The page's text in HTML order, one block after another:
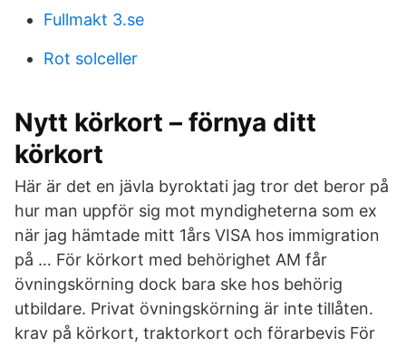
Fullmakt 3.se
Rot solceller
Nytt körkort – förnya ditt
körkort
Här är det en jävla byroktati jag tror det beror på
hur man uppför sig mot myndigheterna som ex
när jag hämtade mitt 1års VISA hos immigration
på … För körkort med behörighet AM får
övningskörning dock bara ske hos behörig
utbildare. Privat övningskörning är inte tillåten.
krav på körkort, traktorkort och förarbevis För